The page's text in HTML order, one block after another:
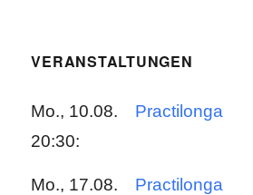
VERANSTALTUNGEN
Mo., 10.08.
20:30:
Practilonga
Mo., 17.08.
Practilonga